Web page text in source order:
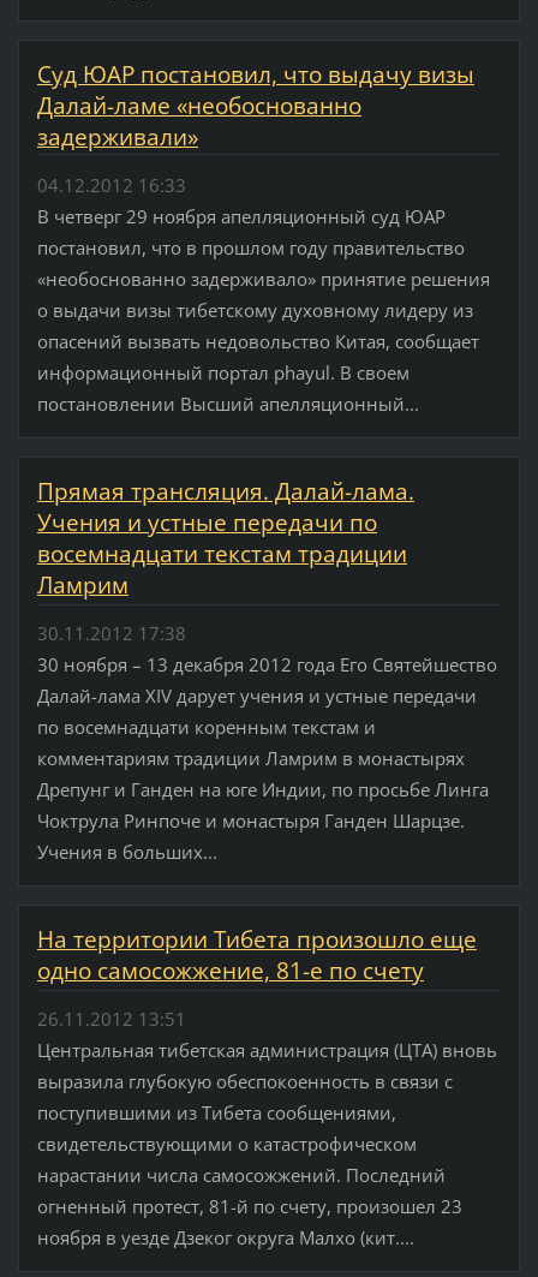
Суд ЮАР постановил, что выдачу визы
Далай-ламе «необоснованно
задерживали»
04.12.2012 16:33
В четверг 29 ноября апелляционный суд ЮАР
постановил, что в прошлом году правительство
«необоснованно задерживало» принятие решения
о выдачи визы тибетскому духовному лидеру из
опасений вызвать недовольство Китая, сообщает
информационный портал phayul. В своем
постановлении Высший апелляционный...
Прямая трансляция. Далай-лама.
Учения и устные передачи по
восемнадцати текстам традиции
Ламрим
30.11.2012 17:38
30 ноября – 13 декабря 2012 года Его Святейшество
Далай-лама XIV дарует учения и устные передачи
по восемнадцати коренным текстам и
комментариям традиции Ламрим в монастырях
Дрепунг и Ганден на юге Индии, по просьбе Линга
Чоктрула Ринпоче и монастыря Ганден Шарцзе.
Учения в больших...
На территории Тибета произошло еще
одно самосожжение, 81-е по счету
26.11.2012 13:51
Центральная тибетская администрация (ЦТА) вновь
выразила глубокую обеспокоенность в связи с
поступившими из Тибета сообщениями,
свидетельствующими о катастрофическом
нарастании числа самосожжений. Последний
огненный протест, 81-й по счету, произошел 23
ноября в уезде Дзеког округа Малхо (кит....